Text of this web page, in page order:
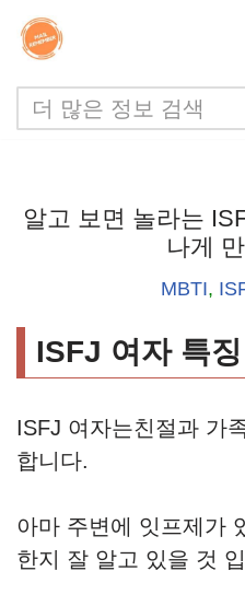
콘
텐
츠
너
알고 보면 놀라는
나게
MBTI,
ISFJ 여자 특
ISFJ 여자는친절과 가
합니다.
아마 주변에 잇프제가
한지 잘 알고 있을 것